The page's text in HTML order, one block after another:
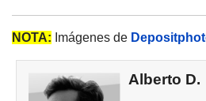
NOTA: Imágenes de
Alberto D.